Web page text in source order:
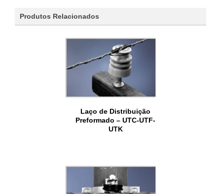
Produtos Relacionados
Laço de Distribuição
Preformado – UTC-UTF-
UTK